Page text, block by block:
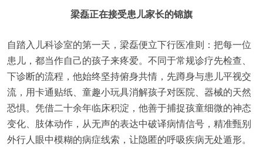
梁磊正在接受患儿家长的锦旗
自踏入儿科诊室的第一天，梁磊便立下行医准则：把每一位
患儿，都当作自己的孩子来疼爱。不同于常规诊疗先检查、
下诊断的流程，他始终坚持俯身共情，先蹲身与患儿平视交
流，用卡通贴纸、童趣小玩具消解孩子对医院、器械的天然
恐惧。凭借二十余年临床积淀，他善于捕捉孩童细微的神态
变化、肢体动作，从无声的表达中破译病情信号，精准甄别
外行人眼中模糊的病症线索，让隐匿的呼吸疾病无处遁形。